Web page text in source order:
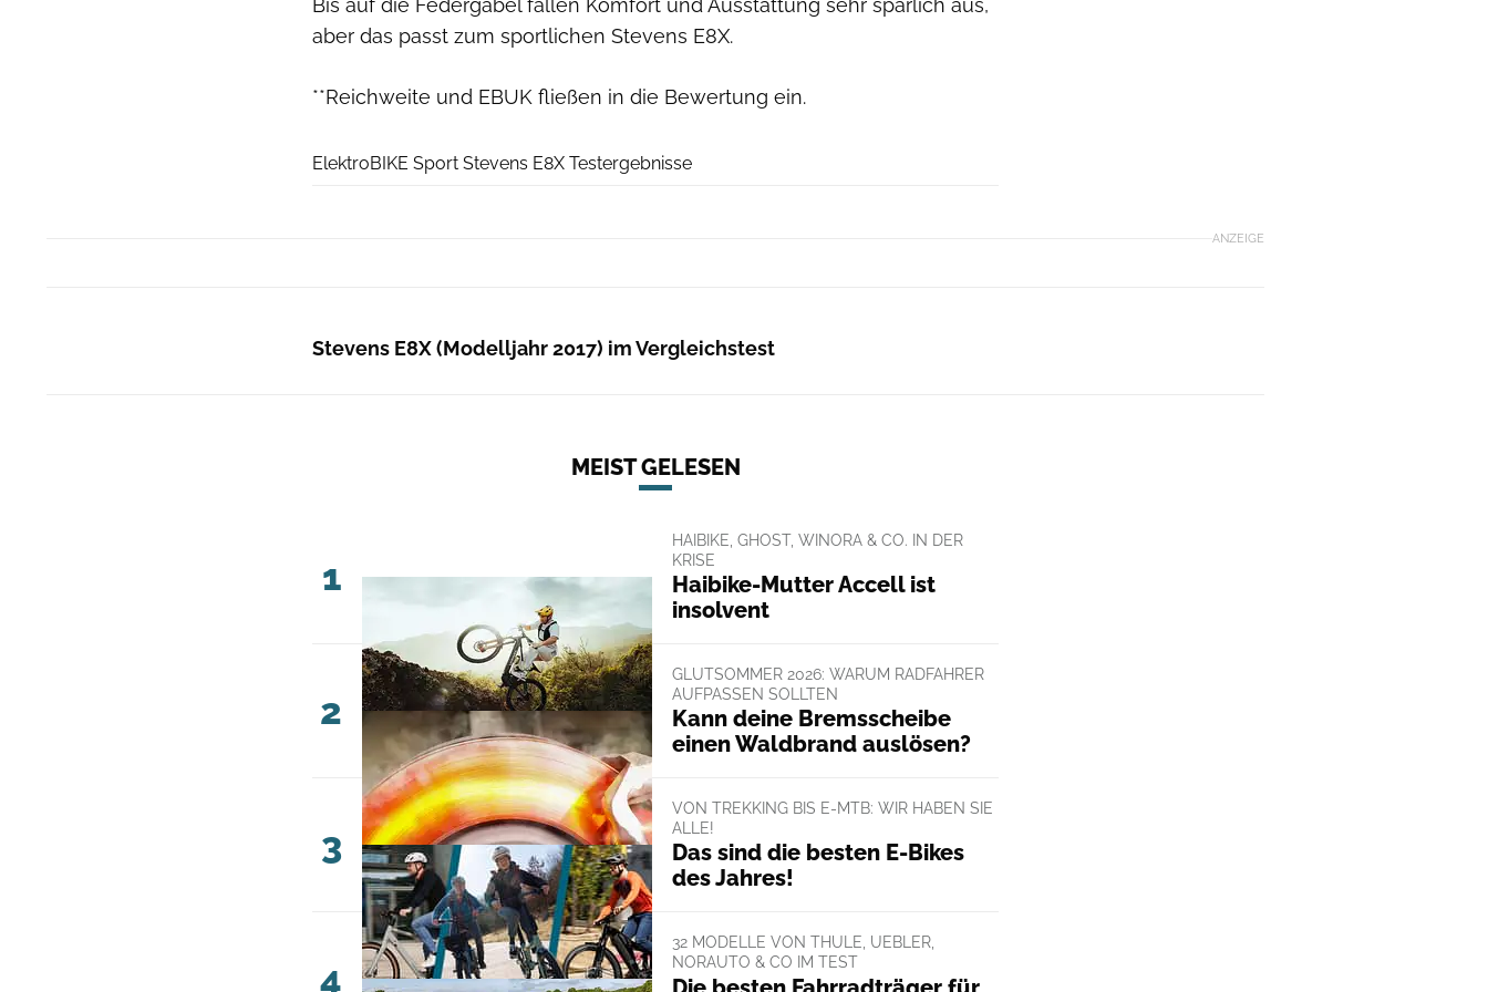
aber das passt zum sportlichen Stevens E8X.
**Reichweite und EBUK fließen in die Bewertung ein.
ElektroBIKE Sport Stevens E8X Testergebnisse
ANZEIGE
Stevens E8X (Modelljahr 2017) im Vergleichstest
MEIST GELESEN
1
HAIBIKE, GHOST, WINORA & CO. IN DER
KRISE
Haibike-Mutter Accell ist
insolvent
2
GLUTSOMMER 2026: WARUM RADFAHRER
AUFPASSEN SOLLTEN
Kann deine Bremsscheibe
einen Waldbrand auslösen?
3
VON TREKKING BIS E-MTB: WIR HABEN SIE
ALLE!
Das sind die besten E-Bikes
des Jahres!
4
32 MODELLE VON THULE, UEBLER,
NORAUTO & CO IM TEST